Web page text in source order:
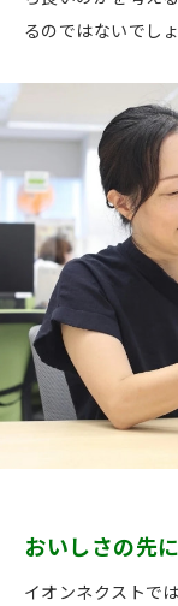
るのではないでしょ
おいしさの先
イオンネクストで